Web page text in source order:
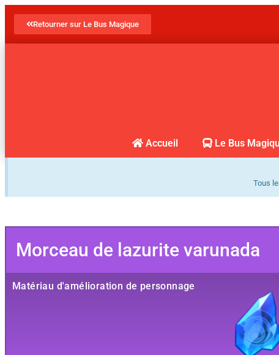
Retourner sur Le Bus Magique
Accueil Le Bus
Tous
Morceau de lazurite varunada
Matériau d'amélioration de personnage